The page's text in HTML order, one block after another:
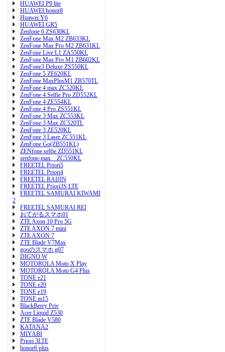
HUAWEI P9 lite
HUAWEI honor8
Huawei Y6
HUAWEI GR5
Zenfone 6 ZS630KL
ZenFone Max M2 ZB633KL
ZenFone Max Pro M2 ZB631KL
ZenFone Live L1 ZA550KL
ZenFone Max Pro M1 ZB602KL
ZenFone3 Deluxe ZS550KL
ZenFone 5 ZE620KL
ZenFone MaxPlusM1 ZB570TL
ZenFone 4 max ZC520KL
ZenFone 4 Selfie Pro ZD552KL
ZenFone 4 ZE554KL
ZenFone 4 Pro ZS551KL
ZenFone 3 Max ZC553KL
ZenFone 3 Max ZC520TL
ZenFone 3 ZE520KL
ZenFone 3 Laser ZC551KL
ZenFone Go(ZB551KL)
ZENfone selfie ZD551KL
zenfone-max ZC550KL
FREETEL Priori5
FREETEL Priori4
FREETEL RAIJIN
FREETEL Priori3S LTE
FREETEL SAMURAI KIWAMI
2
FREETEL SAMURAI REI
おてがるスマホ01
ZTE Axon 10 Pro 5G
ZTE AXON 7 mini
ZTE AXON 7
ZTE Blade V7Max
gooのスマホ g07
DIGNO W
MOTOROLA Moto X Play
MOTOROLA Moto G4 Plus
TONE e21
TONE e20
TONE e19
TONE m15
BlackBerry Priv
Acer Liquid Z530
ZTE Blade V580
KATANA2
MIYABI
Priori 3LTE
honor6 plus